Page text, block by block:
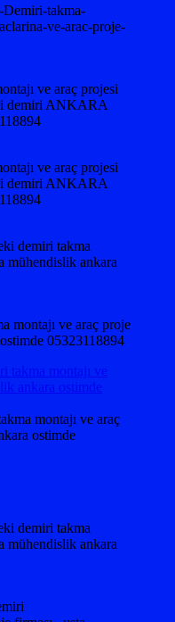
Demiri-takma-
ve-arac-proje-
ve araç projesi
demiri ANKARA
ve araç projesi
demiri ANKARA
demiri takma
mühendislik ankara
montajı ve araç proje
05323118894
montajı ve araç
ostimde
demiri takma
mühendislik ankara